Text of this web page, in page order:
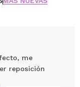
me
reposición